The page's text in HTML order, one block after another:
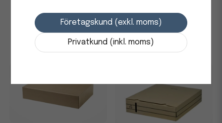
12,5 kr
i lager
+
-
Företagskund (exkl. moms)
Privatkund (inkl. moms)